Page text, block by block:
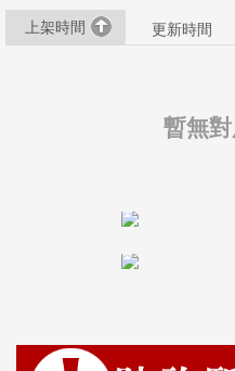
市上架時間 更新時間
暫無